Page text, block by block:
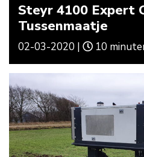
Steyr 4100 Expert
Tussenmaatje
02-03-2020 | 10